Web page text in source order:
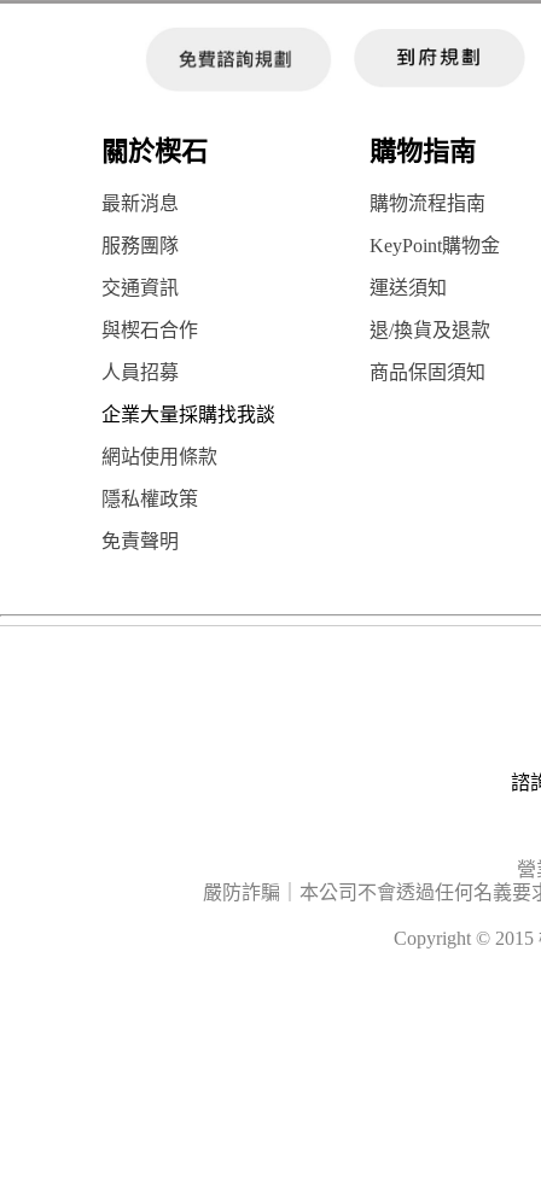
關於楔石 購物指南
最新消息 購物流程指南
服務團隊 KeyPoint購物金
交通資訊 運送須知
與楔石合作 退/換貨及退款
人員招募 商品保固須知
企業大量採購找我談
網站使用條款
隱私權政策
免責聲明
諮
營
嚴防詐騙｜本公司不會透過任何名義
Copyright ©